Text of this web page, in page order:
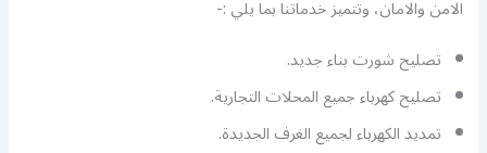
الامن والامان، وتتميز خدماتنا بما يلي :-
تصليح شورت بناء جديد.
تصليح كهرباء جميع المحلات التجارية.
تمديد الكهرباء لجميع الغرف الجديدة.